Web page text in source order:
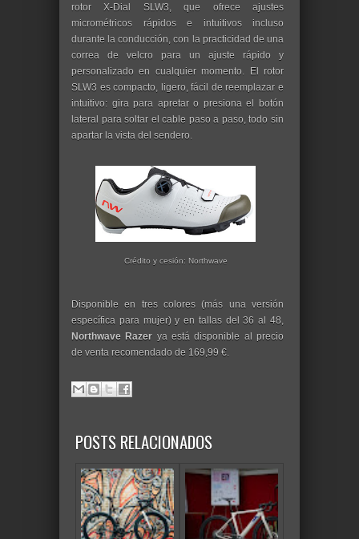
rotor X-Dial SLW3, que ofrece ajustes
micrométricos rápidos e intuitivos incluso
durante la conducción, con la practicidad de una
correa de velcro para un ajuste rápido y
personalizado en cualquier momento. El rotor
SLW3 es compacto, ligero, fácil de reemplazar e
intuitivo: gira para apretar o presiona el botón
lateral para soltar el cable paso a paso, todo sin
apartar la vista del sendero.
Crédito y cesión: Northwave
Disponible en tres colores (más una versión
específica para mujer) y en tallas del 36 al 48,
Northwave Razer ya está disponible al precio
de venta recomendado de 169,99 €.
POSTS RELACIONADOS